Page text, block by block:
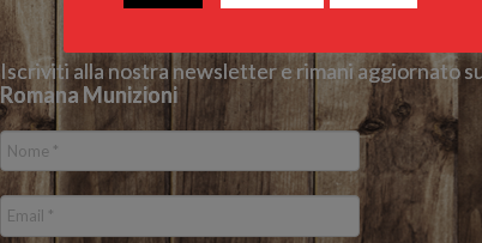
Iscriviti alla nostra newsletter e rimani aggiornato
Romana Munizioni